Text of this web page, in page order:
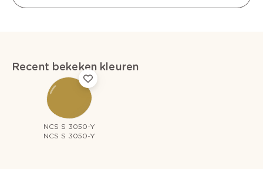
Recent bekeken kleuren
NCS S 3050-Y
NCS S 3050-Y